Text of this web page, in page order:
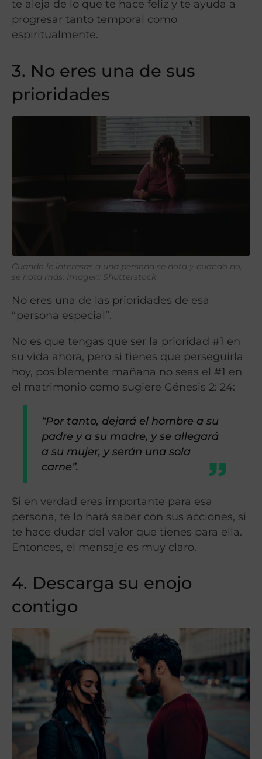
te aleja de lo que te hace feliz y te ayuda a
progresar tanto temporal como
espiritualmente.
3. No eres una de sus
prioridades
Cuando le interesas a una persona se nota y cuando no,
se nota más. Imagen: Shutterstock
No eres una de las prioridades de esa
“persona especial”.
No es que tengas que ser la prioridad #1 en
su vida ahora, pero si tienes que perseguirla
hoy, posiblemente mañana no seas el #1 en
el matrimonio como sugiere Génesis 2: 24:
“Por tanto, dejará el hombre a su
padre y a su madre, y se allegará
a su mujer, y serán una sola
carne”.
Si en verdad eres importante para esa
persona, te lo hará saber con sus acciones, si
te hace dudar del valor que tienes para ella.
Entonces, el mensaje es muy claro.
4. Descarga su enojo
contigo